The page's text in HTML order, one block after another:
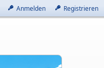
Anmelden Registrieren